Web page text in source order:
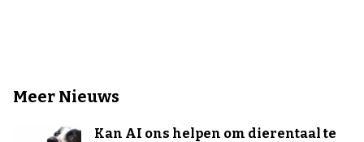
Meer Nieuws
Kan AI ons helpen om dierentaal te